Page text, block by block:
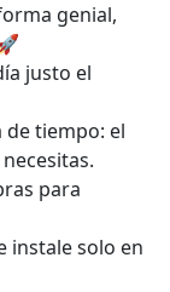
genial,
justo el
de tiempo: el
para
instale solo en